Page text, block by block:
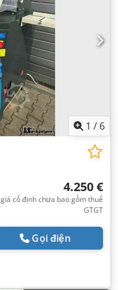
1 / 6
4.250 €
giá cố định chưa bao gồm thuế
GTGT
Gọi điện